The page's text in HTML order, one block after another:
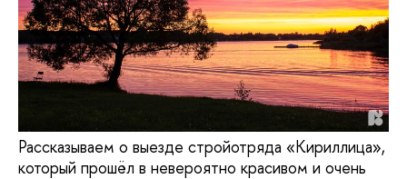
Рассказываем о выезде стройотряда «Кириллица»,
который прошёл в невероятно красивом и очень